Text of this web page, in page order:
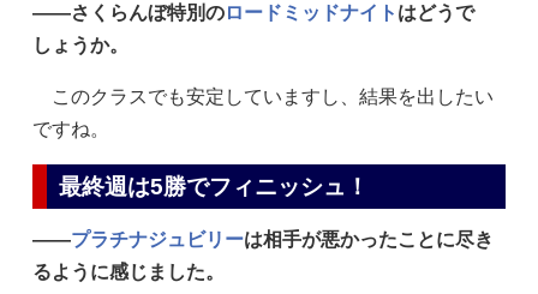
——さくらんぼ特別のロードミッドナイト はどうで
しょうか。
このクラスでも安定していますし、結果を出したい
ですね。
最終週は5勝でフィニッシュ！
——プラチナジュビリーは相手が悪かったことに尽き
るように感じました。